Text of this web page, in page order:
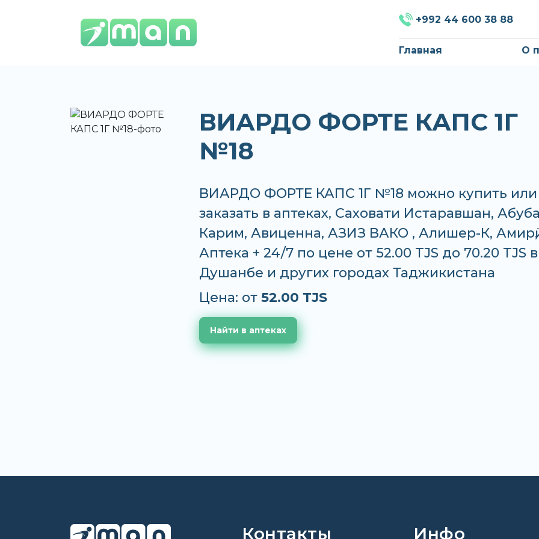
+992 44 600 38 88
Главная О
ВИАРДО ФОРТЕ КАПС 1Г
№18
ВИАРДО ФОРТЕ КАПС 1Г №18 можно купить или
заказать в аптеках, Саховати Истаравшан,
Карим, Авиценна, АЗИЗ ВАКО , Алишер-К, Амирӣ,
Аптека + 24/7 по цене от 52.00 TJS до 70.20 TJS в
Душанбе и других городах Таджикистана
Цена: от 52.00 TJS
Найти в аптеках
Контакты Инфо